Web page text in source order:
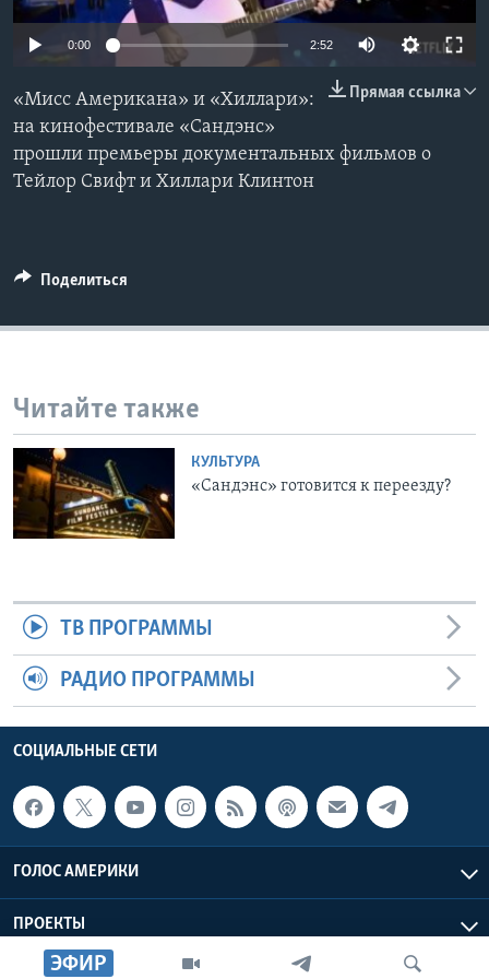
Learning English
СОЦИАЛЬНЫЕ СЕТИ
ЭФИР
0:00 2:52
Прямая ссылка
«Мисс Американа» и «Хиллари»:
на кинофестивале «Сандэнс»
прошли премьеры документальных фильмов о
Тейлор Свифт и Хиллари Клинтон
Поделиться
Читайте также
КУЛЬТУРА
«Сандэнс» готовится к переезду?
ТВ ПРОГРАММЫ
РАДИО ПРОГРАММЫ
СОЦИАЛЬНЫЕ СЕТИ
ГОЛОС АМЕРИКИ
ПРОЕКТЫ